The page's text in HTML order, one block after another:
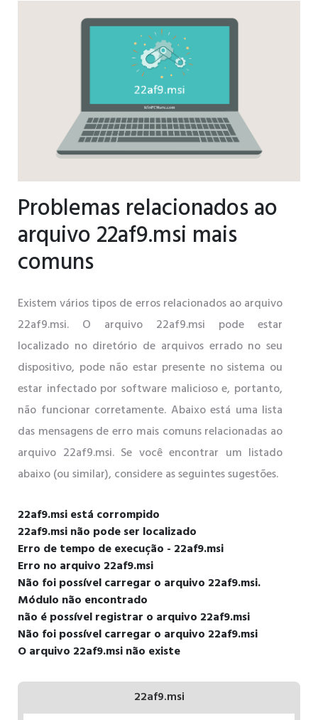
Problemas relacionados ao
arquivo 22af9.msi mais
comuns
Existem vários tipos de erros relacionados ao arquivo
22af9.msi. O arquivo 22af9.msi pode estar
localizado no diretório de arquivos errado no seu
dispositivo, pode não estar presente no sistema ou
estar infectado por software malicioso e, portanto,
não funcionar corretamente. Abaixo está uma lista
das mensagens de erro mais comuns relacionadas ao
arquivo 22af9.msi. Se você encontrar um listado
abaixo (ou similar), considere as seguintes sugestões.
22af9.msi está corrompido
22af9.msi não pode ser localizado
Erro de tempo de execução - 22af9.msi
Erro no arquivo 22af9.msi
Não foi possível carregar o arquivo 22af9.msi.
Módulo não encontrado
não é possível registrar o arquivo 22af9.msi
Não foi possível carregar o arquivo 22af9.msi
O arquivo 22af9.msi não existe
22af9.msi